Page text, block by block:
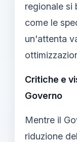
regionale si
come le
un'attenta
Critiche e
Governo
Mentre il
riduzione